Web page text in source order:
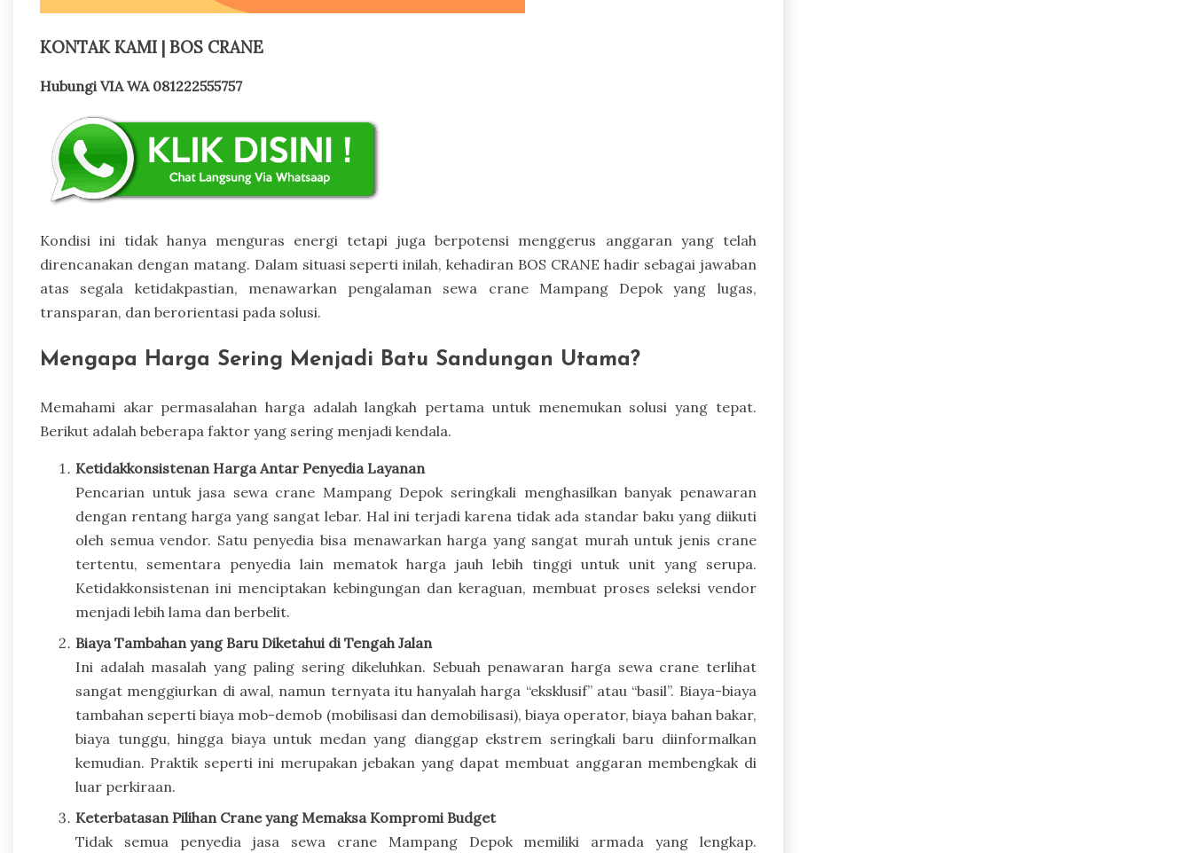
KONTAK KAMI | BOS CRANE
Hubungi VIA WA 081222555757
Kondisi ini tidak hanya menguras energi tetapi juga berpotensi menggerus anggaran yang telah
direncanakan dengan matang. Dalam situasi seperti inilah, kehadiran BOS CRANE hadir sebagai jawaban
atas segala ketidakpastian, menawarkan pengalaman sewa crane Mampang Depok yang lugas,
transparan, dan berorientasi pada solusi.
Mengapa Harga Sering Menjadi Batu Sandungan Utama?
Memahami akar permasalahan harga adalah langkah pertama untuk menemukan solusi yang tepat.
Berikut adalah beberapa faktor yang sering menjadi kendala.
Ketidakkonsistenan Harga Antar Penyedia Layanan
Pencarian untuk jasa sewa crane Mampang Depok seringkali menghasilkan banyak penawaran
dengan rentang harga yang sangat lebar. Hal ini terjadi karena tidak ada standar baku yang diikuti
oleh semua vendor. Satu penyedia bisa menawarkan harga yang sangat murah untuk jenis crane
tertentu, sementara penyedia lain mematok harga jauh lebih tinggi untuk unit yang serupa.
Ketidakkonsistenan ini menciptakan kebingungan dan keraguan, membuat proses seleksi vendor
menjadi lebih lama dan berbelit.
Biaya Tambahan yang Baru Diketahui di Tengah Jalan
Ini adalah masalah yang paling sering dikeluhkan. Sebuah penawaran harga sewa crane terlihat
sangat menggiurkan di awal, namun ternyata itu hanyalah harga “eksklusif” atau “basil”. Biaya-biaya
tambahan seperti biaya mob-demob (mobilisasi dan demobilisasi), biaya operator, biaya bahan bakar,
biaya tunggu, hingga biaya untuk medan yang dianggap ekstrem seringkali baru diinformalkan
kemudian. Praktik seperti ini merupakan jebakan yang dapat membuat anggaran membengkak di
luar perkiraan.
Keterbatasan Pilihan Crane yang Memaksa Kompromi Budget
Tidak semua penyedia jasa sewa crane Mampang Depok memiliki armada yang lengkap.